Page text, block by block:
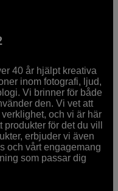
40 år hjälpt kreativa
inom fotografi, ljud,
Vi brinner för både
den. Vi vet att
och vi är här
för det du vill
erbjuder vi även
och vårt engagemang
som passar dig